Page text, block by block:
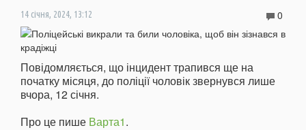
14 січня, 2024, 13:12 0
Повідомляється, що інцидент трапився ще на
початку місяця, до поліції чоловік звернувся лише
вчора, 12 січня.
Про це пише Варта1.